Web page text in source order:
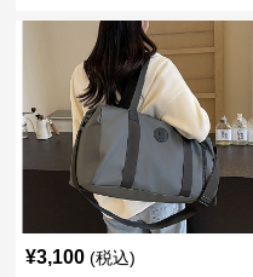
¥3,100 (税込)